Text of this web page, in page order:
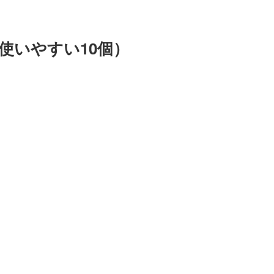
いやすい10個）